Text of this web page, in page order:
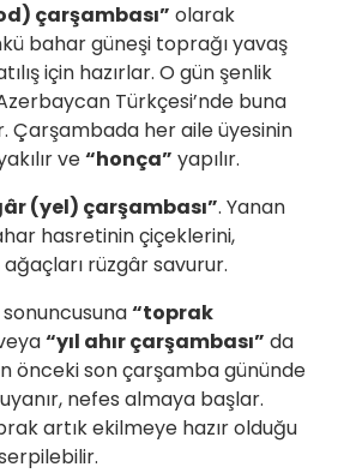
çarşambası” olarak
bahar güneşi toprağı yavaş
için hazırlar. O gün şenlik
Türkçesi’nde buna
Çarşambada her aile üyesinin
ve“honça” yapılır.
(yel) çarşambası”. Yanan
hasretinin çiçeklerini,
rüzgâr savurur.
“toprak
“yıl ahır çarşambası” da
önceki son çarşamba gününde
nefes almaya başlar.
artık ekilmeye hazır olduğu